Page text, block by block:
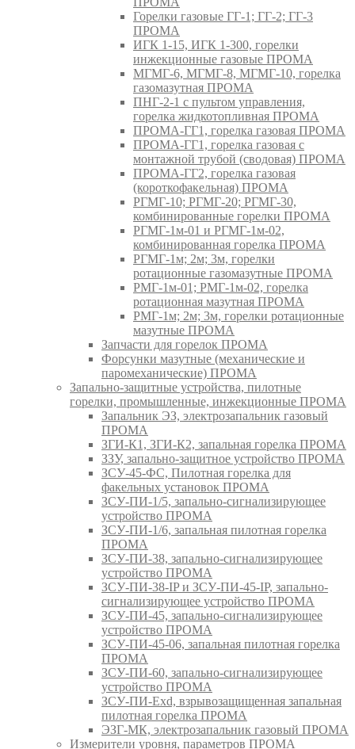
Горелки газовые ГГ-1; ГГ-2; ГГ-3
ПРОМА
ИГК 1-15, ИГК 1-300, горелки
инжекционные газовые ПРОМА
МГМГ-6, МГМГ-8, МГМГ-10, горелка
газомазутная ПРОМА
ПНГ-2-1 с пультом управления,
горелка жидкотопливная ПРОМА
ПРОМА-ГГ1, горелка газовая ПРОМА
ПРОМА-ГГ1, горелка газовая с
монтажной трубой (сводовая) ПРОМА
ПРОМА-ГГ2, горелка газовая
(короткофакельная) ПРОМА
РГМГ-10; РГМГ-20; РГМГ-30,
комбинированные горелки ПРОМА
РГМГ-1м-01 и РГМГ-1м-02,
комбинированная горелка ПРОМА
РГМГ-1м; 2м; 3м, горелки
ротационные газомазутные ПРОМА
РМГ-1м-01; РМГ-1м-02, горелка
ротационная мазутная ПРОМА
РМГ-1м; 2м; 3м, горелки ротационные
мазутные ПРОМА
Запчасти для горелок ПРОМА
Форсунки мазутные (механические и
паромеханические) ПРОМА
Запально-защитные устройства, пилотные
горелки, промышленные, инжекционные ПРОМА
Запальник ЭЗ, электрозапальник газовый
ПРОМА
ЗГИ-К1, ЗГИ-К2, запальная горелка ПРОМА
ЗЗУ, запально-защитное устройство ПРОМА
ЗСУ-45-ФС, Пилотная горелка для
факельных установок ПРОМА
ЗСУ-ПИ-1/5, запально-сигнализирующее
устройство ПРОМА
ЗСУ-ПИ-1/6, запальная пилотная горелка
ПРОМА
ЗСУ-ПИ-38, запально-сигнализирующее
устройство ПРОМА
ЗСУ-ПИ-38-IP и ЗСУ-ПИ-45-IP, запально-
сигнализирующее устройство ПРОМА
ЗСУ-ПИ-45, запально-сигнализирующее
устройство ПРОМА
ЗСУ-ПИ-45-06, запальная пилотная горелка
ПРОМА
ЗСУ-ПИ-60, запально-сигнализирующее
устройство ПРОМА
ЗСУ-ПИ-Exd, взрывозащищенная запальная
пилотная горелка ПРОМА
ЭЗГ-МК, электрозапальник газовый ПРОМА
Измерители уровня, параметров ПРОМА